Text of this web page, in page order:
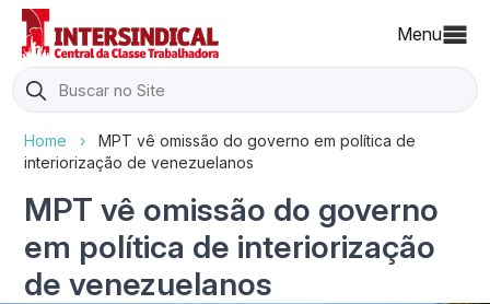
Menu
Search
for:
Home ›
MPT vê omissão do governo em política de
interiorização de venezuelanos
MPT vê omissão do governo
em política de interiorização
de venezuelanos